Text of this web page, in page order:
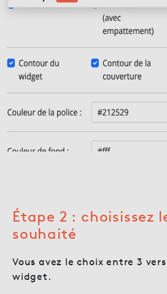
Étape 2 : choisissez
souhaité
Vous avez le choix entre 3
widget.